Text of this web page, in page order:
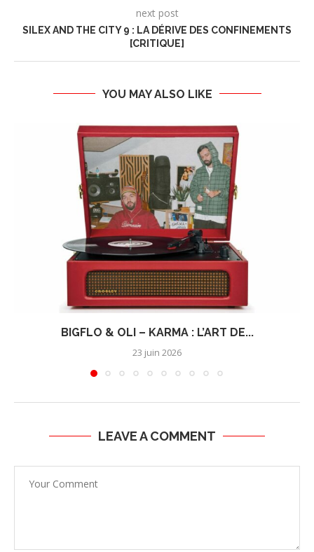
next post
SILEX AND THE CITY 9 : LA DÉRIVE DES CONFINEMENTS
[CRITIQUE]
YOU MAY ALSO LIKE
BIGFLO & OLI – KARMA : L’ART DE...
23 juin 2026
LEAVE A COMMENT